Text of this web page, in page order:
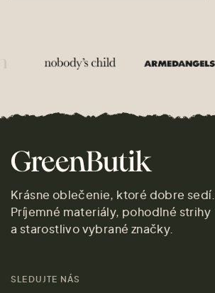
Krásne oblečenie, ktoré dobre sedí.
Príjemné materiály, pohodlné strihy
a starostlivo vybrané značky.
SLEDUJTE NÁS